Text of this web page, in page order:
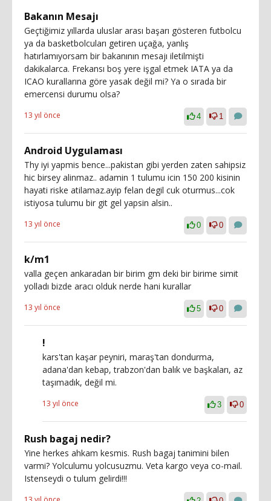
Bakanın Mesajı
Geçtiğimiz yıllarda uluslar arası başarı gösteren futbolcu
ya da basketbolcuları getiren uçağa, yanlış
hatırlamıyorsam bir bakanının mesajı iletilmişti
dakikalarca. Frekansı boş yere işgal etmek IATA ya da
ICAO kurallarına göre yasak değil mi? Ya o sırada bir
emercensi durumu olsa?
13 yıl önce 4 1
Android Uygulaması
Thy iyi yapmis bence...pakistan gibi yerden zaten sahipsiz
hic birsey alinmaz.. adamin 1 tulumu icin 150 200 kisinin
hayati riske atilamaz.ayip felan degil cuk oturmus...cok
istiyosa tulumu bir git gel yapsin alsin..
13 yıl önce 0 0
k/m1
valla geçen ankaradan bir birim gm deki bir birime simit
yolladı bizde aracı olduk nerde hani kurallar
13 yıl önce 5 0
!
kars'tan kaşar peyniri, maraş'tan dondurma,
adana'dan kebap, trabzon'dan balık ve başkaları, az
taşımadık, değil mi.
13 yıl önce 3 0
Rush bagaj nedir?
Yine herkes ahkam kesmis. Rush bagaj tanimini bilen
varmi? Yolculumu yolcusuzmu. Veta kargo veya co-mail.
Istenseydi o tulum gelirdi!!!